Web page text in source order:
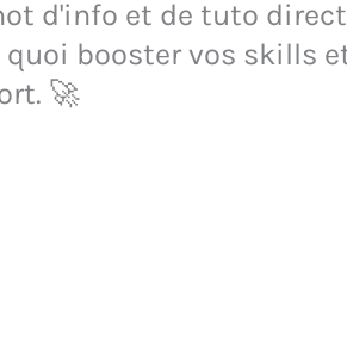
d'info et de tuto direct
booster vos skills
🚀